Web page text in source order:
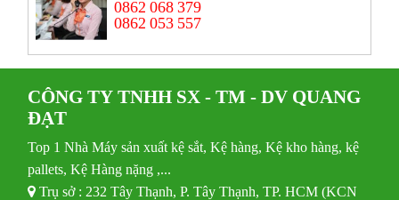
0862 068 379
0862 053 557
CÔNG TY TNHH SX - TM - DV QUANG
ĐẠT
Top 1 Nhà Máy sản xuất kệ sắt, Kệ hàng, Kệ kho hàng, kệ
pallets, Kệ Hàng nặng ,...
Trụ sở : 232 Tây Thạnh, P. Tây Thạnh, TP. HCM (KCN